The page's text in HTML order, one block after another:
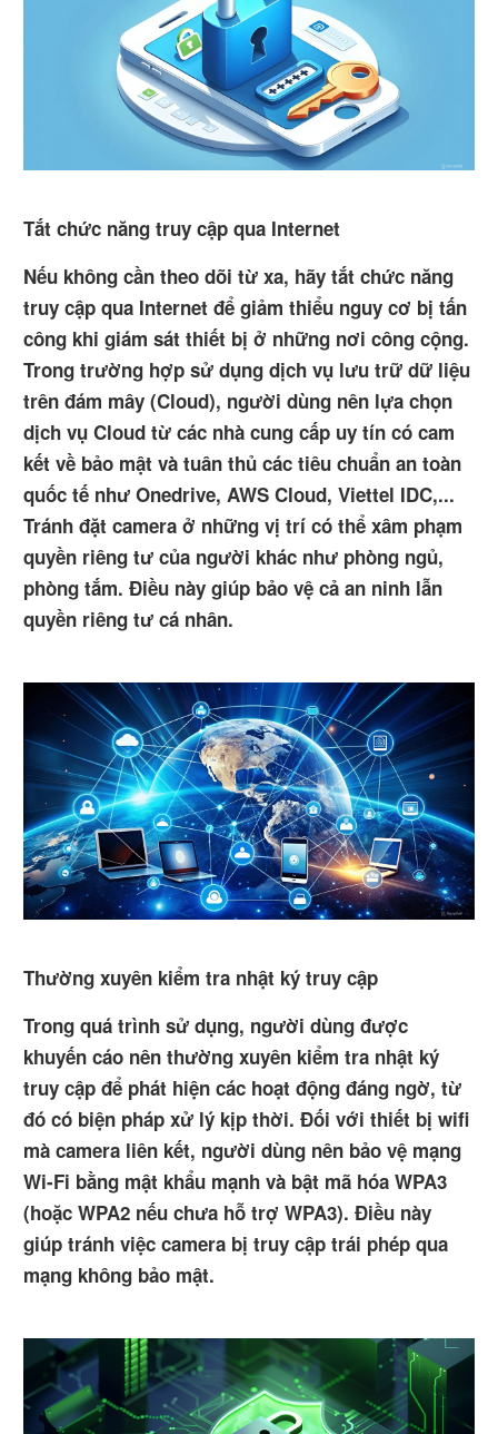
Tắt chức năng truy cập qua Internet
Nếu không cần theo dõi từ xa, hãy tắt chức năng
truy cập qua Internet để giảm thiểu nguy cơ bị tấn
công khi giám sát thiết bị ở những nơi công cộng.
Trong trường hợp sử dụng dịch vụ lưu trữ dữ liệu
trên đám mây (Cloud), người dùng nên lựa chọn
dịch vụ Cloud từ các nhà cung cấp uy tín có cam
kết về bảo mật và tuân thủ các tiêu chuẩn an toàn
quốc tế như Onedrive, AWS Cloud, Viettel IDC,...
Tránh đặt camera ở những vị trí có thể xâm phạm
quyền riêng tư của người khác như phòng ngủ,
phòng tắm. Điều này giúp bảo vệ cả an ninh lẫn
quyền riêng tư cá nhân.
Thường xuyên kiểm tra nhật ký truy cập
Trong quá trình sử dụng, người dùng được
khuyến cáo nên thường xuyên kiểm tra nhật ký
truy cập để phát hiện các hoạt động đáng ngờ, từ
đó có biện pháp xử lý kịp thời. Đối với thiết bị wifi
mà camera liên kết, người dùng nên bảo vệ mạng
Wi-Fi bằng mật khẩu mạnh và bật mã hóa WPA3
(hoặc WPA2 nếu chưa hỗ trợ WPA3). Điều này
giúp tránh việc camera bị truy cập trái phép qua
mạng không bảo mật.